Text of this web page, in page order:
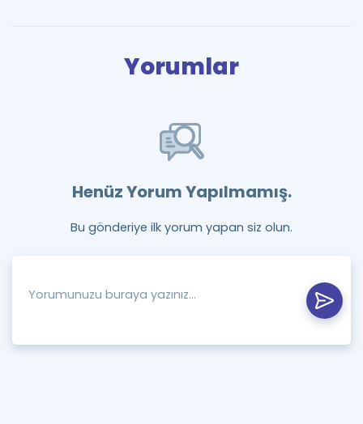
Yorumlar
Henüz Yorum Yapılmamış.
Bu gönderiye ilk yorum yapan siz olun.